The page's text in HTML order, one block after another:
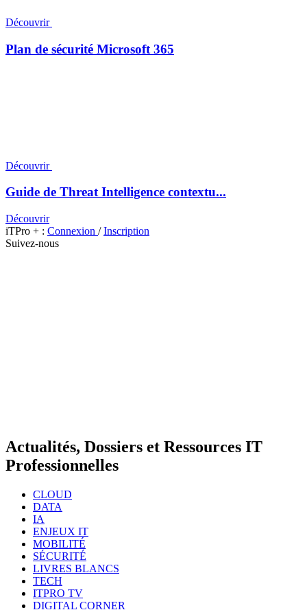
Découvrir
Plan de sécurité Microsoft 365
Découvrir
Guide de Threat Intelligence contextu...
Découvrir
iTPro + : Connexion /Inscription
Suivez-nous
Actualités, Dossiers et Ressources IT
Professionnelles
CLOUD
DATA
IA
ENJEUX IT
MOBILITÉ
SÉCURITÉ
LIVRES BLANCS
TECH
ITPRO TV
DIGITAL CORNER